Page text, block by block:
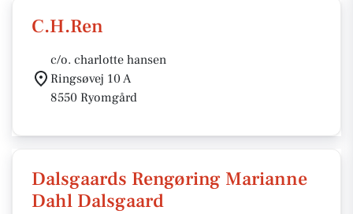
C.H.Ren
c/o. charlotte hansen
Ringsøvej 10 A
8550 Ryomgård
Dalsgaards Rengøring Marianne
Dahl Dalsgaard